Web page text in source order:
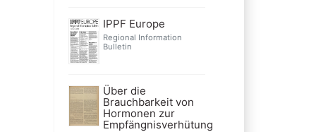
IPPF Europe
Regional Information
Bulletin
Über die
Brauchbarkeit von
Hormonen zur
Empfängnisverhütung